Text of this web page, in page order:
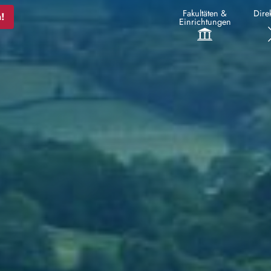
Fakultäten &
Einrichtungen